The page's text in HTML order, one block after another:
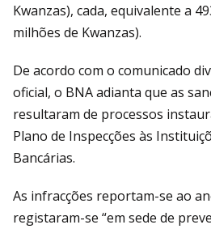
Kwanzas), cada, equivalente a
milhões de Kwanzas).
De acordo com o comunicado
oficial, o BNA adianta que as
resultaram de processos
Plano de Inspecções às
Bancárias.
As infracções reportam-se ao
registaram-se “em sede de